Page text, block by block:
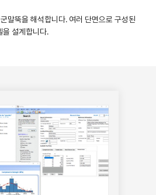
말뚝을 해석합니다. 여러 단면으로 구성된
을 설계합니다.